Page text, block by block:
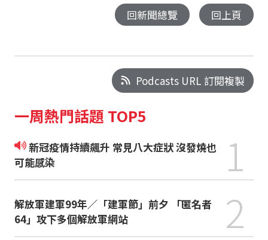
回新聞總覽 回上頁
Podcasts URL 訂閱複製
一周熱門話題 TOP5
新冠疫情持續飆升 常見八大症狀 沒發燒也
可能感染
1
解放軍建軍99年／「建軍節」前夕 「匿名者
64」攻下多個解放軍網站
2